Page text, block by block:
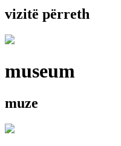
vizitë përreth
museum
muze